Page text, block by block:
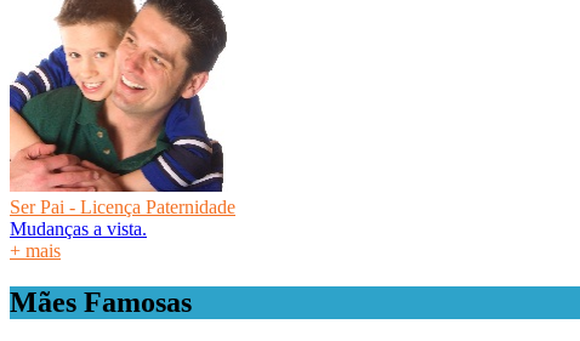
Ser Pai - Licença Paternidade
Mudanças a vista.
+ mais
Mães Famosas